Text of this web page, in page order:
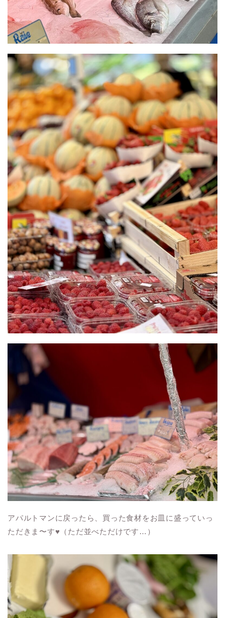
アパルトマンに戻ったら、買った食材をお皿に盛っていっ
ただきま〜す♥（ただ並べただけです…）